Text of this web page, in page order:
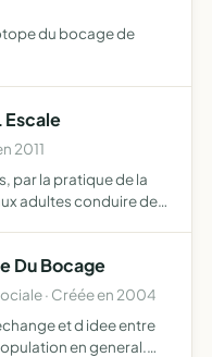
du bocage de
Escale
2011
par la pratique de la
adultes conduire des
Du Bocage
· Créée en 2004
et d idee entre
en general.